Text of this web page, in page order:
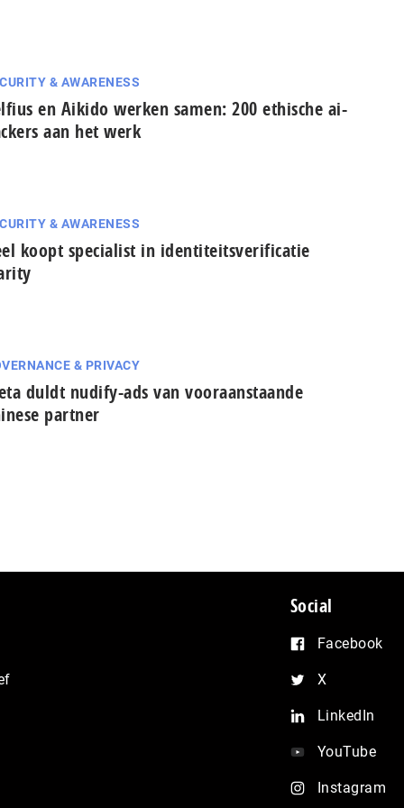
& AWARENESS
en Aikido werken samen: 200 ethische ai-
aan het werk
& AWARENESS
koopt specialist in identiteitsverificatie
& PRIVACY
duldt nudify-ads van vooraanstaande
partner
Social
Facebook
X
LinkedIn
YouTube
Instagram